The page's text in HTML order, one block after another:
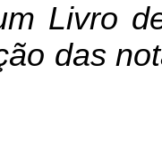
Livro
das